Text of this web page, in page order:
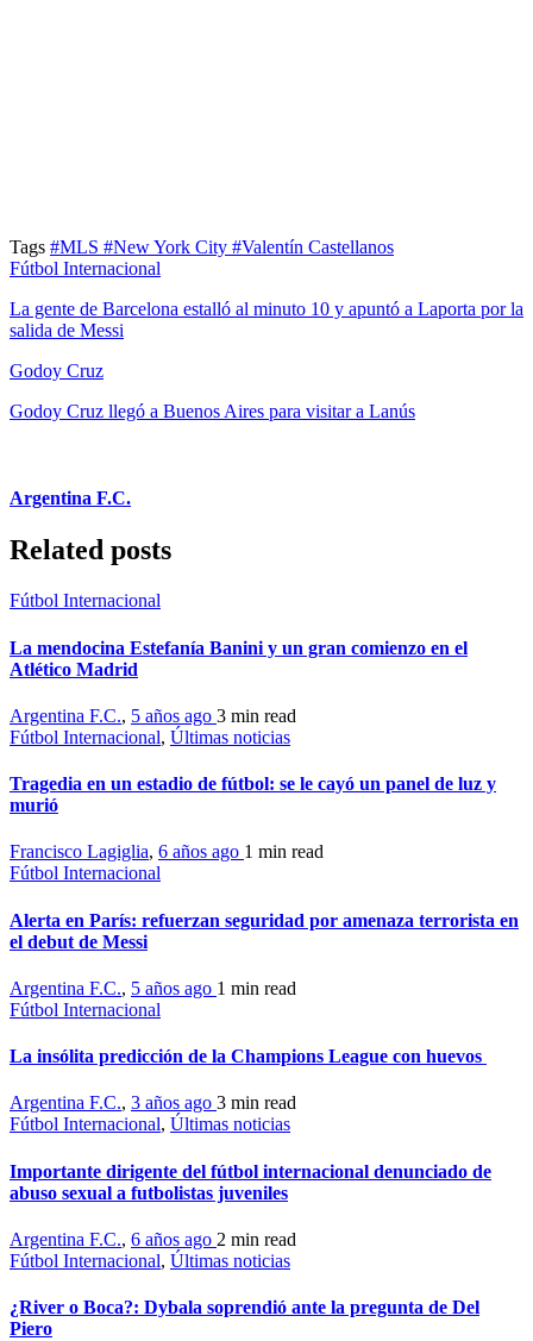
Tags #MLS #New York City #Valentín Castellanos
Fútbol Internacional
La gente de Barcelona estalló al minuto 10 y apuntó a Laporta por la
salida de Messi
Godoy Cruz
Godoy Cruz llegó a Buenos Aires para visitar a Lanús
Argentina F.C.
Related posts
Fútbol Internacional
La mendocina Estefanía Banini y un gran comienzo en el
Atlético Madrid
Argentina F.C., 5 años ago 3 min read
Fútbol Internacional, Últimas noticias
Tragedia en un estadio de fútbol: se le cayó un panel de luz y
murió
Francisco Lagiglia, 6 años ago 1 min read
Fútbol Internacional
Alerta en París: refuerzan seguridad por amenaza terrorista en
el debut de Messi
Argentina F.C., 5 años ago 1 min read
Fútbol Internacional
La insólita predicción de la Champions League con huevos
Argentina F.C., 3 años ago 3 min read
Fútbol Internacional, Últimas noticias
Importante dirigente del fútbol internacional denunciado de
abuso sexual a futbolistas juveniles
Argentina F.C., 6 años ago 2 min read
Fútbol Internacional, Últimas noticias
¿River o Boca?: Dybala soprendió ante la pregunta de Del
Piero